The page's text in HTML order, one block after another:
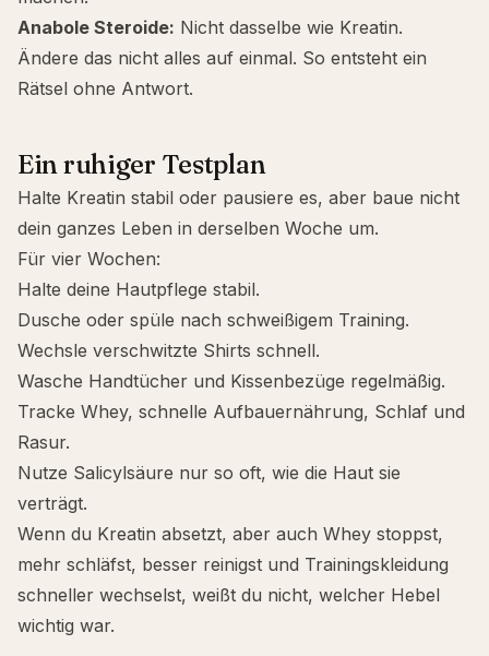
Anabole Steroide: Nicht dasselbe wie Kreatin.
Ändere das nicht alles auf einmal. So entsteht ein
Rätsel ohne Antwort.
Ein ruhiger Testplan
Halte Kreatin stabil oder pausiere es, aber baue nicht
dein ganzes Leben in derselben Woche um.
Für vier Wochen:
Halte deine Hautpflege stabil.
Dusche oder spüle nach schweißigem Training.
Wechsle verschwitzte Shirts schnell.
Wasche Handtücher und Kissenbezüge regelmäßig.
Tracke Whey, schnelle Aufbauernährung, Schlaf und
Rasur.
Nutze Salicylsäure nur so oft, wie die Haut sie
verträgt.
Wenn du Kreatin absetzt, aber auch Whey stoppst,
mehr schläfst, besser reinigst und Trainingskleidung
schneller wechselst, weißt du nicht, welcher Hebel
wichtig war.